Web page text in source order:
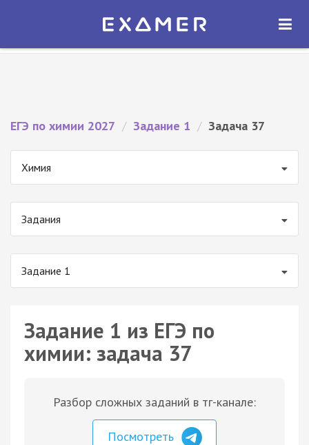
Экзамер — ЕГЭ 2027
ОТКРЫТЬ
ЕГЭ по химии 2027 / Задание 1 / Задача 37
Химия
Задания
Задание 1
Задание 1 из ЕГЭ по
химии: задача 37
Разбор сложных заданий в тг-канале:
Посмотреть